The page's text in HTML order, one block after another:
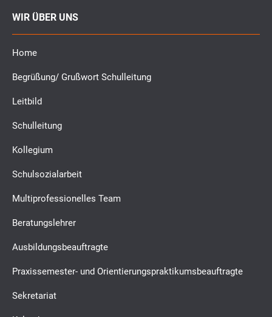
WIR ÜBER UNS
Home
Begrüßung/ Grußwort Schulleitung
Leitbild
Schulleitung
Kollegium
Schulsozialarbeit
Multiprofessionelles Team
Beratungslehrer
Ausbildungsbeauftragte
Praxissemester- und Orientierungspraktikumsbeauftragte
Sekretariat